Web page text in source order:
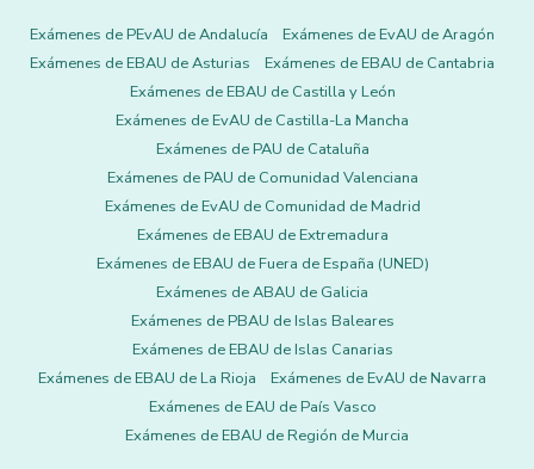
Exámenes de PEvAU de Andalucía
Exámenes de EvAU de Aragón
Exámenes de EBAU de Asturias
Exámenes de EBAU de Cantabria
Exámenes de EBAU de Castilla y León
Exámenes de EvAU de Castilla-La Mancha
Exámenes de PAU de Cataluña
Exámenes de PAU de Comunidad Valenciana
Exámenes de EvAU de Comunidad de Madrid
Exámenes de EBAU de Extremadura
Exámenes de EBAU de Fuera de España (UNED)
Exámenes de ABAU de Galicia
Exámenes de PBAU de Islas Baleares
Exámenes de EBAU de Islas Canarias
Exámenes de EBAU de La Rioja
Exámenes de EvAU de Navarra
Exámenes de EAU de País Vasco
Exámenes de EBAU de Región de Murcia